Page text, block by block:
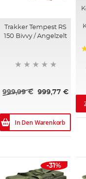
Trakker Tempest RS
150 Bivvy / Angelzelt
999,99 € 999,77 €
In Den Warenkorb
-31%